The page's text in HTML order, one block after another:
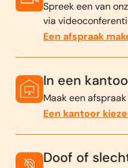
Spreek een van
via
Een afspraak
In een
Maak een
Een kantoor
Doof of